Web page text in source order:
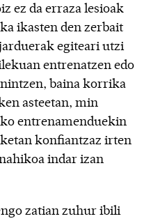
ez da erraza lesioak
ikasten den zerbait
egiteari utzi
entrenatzen edo
baina korrika
asteetan, min
entrenamenduekin
konfiantzaz irten
indar izan
zatian zuhur ibili